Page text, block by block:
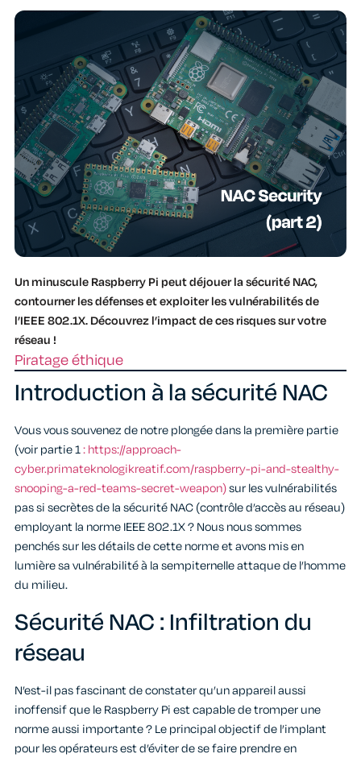
Un minuscule Raspberry Pi peut déjouer la sécurité NAC,
contourner les défenses et exploiter les vulnérabilités de
l’IEEE 802.1X. Découvrez l’impact de ces risques sur votre
réseau !
Piratage éthique
Introduction à la sécurité NAC
Vous vous souvenez de notre plongée dans la première partie
(voir partie 1: https://approach-
cyber.primateknologikreatif.com/raspberry-pi-and-stealthy-
snooping-a-red-teams-secret-weapon)sur les vulnérabilités
pas si secrètes de la sécurité NAC (contrôle d’accès au réseau)
employant la norme IEEE 802.1X ? Nous nous sommes
penchés sur les détails de cette norme et avons mis en
lumière sa vulnérabilité à la sempiternelle attaque de l’homme
du milieu.
Sécurité NAC : Infiltration du
réseau
N’est-il pas fascinant de constater qu’un appareil aussi
inoffensif que le Raspberry Pi est capable de tromper une
norme aussi importante ? Le principal objectif de l’implant
pour les opérateurs est d’éviter de se faire prendre en